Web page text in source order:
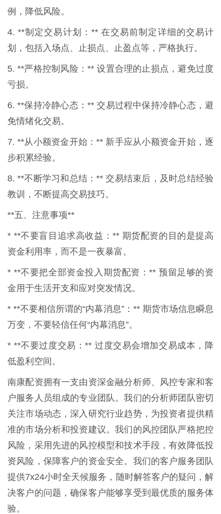
例，降低风险。
4. **制定交易计划：** 在交易前制定详细的交易计
划，包括入场点、止损点、止盈点等，严格执行。
5. **严格控制风险：** 设置合理的止损点，避免过度
亏损。
6. **保持冷静心态：** 交易过程中保持冷静心态，避
免情绪化交易。
7. **从小额资金开始：** 新手应从小额资金开始，逐
步积累经验。
8. **不断学习和总结：** 交易结束后，及时总结经验
教训，不断提高交易技巧。
**五、注意事项**
* **不要盲目追求高收益：** 期货配资的目的是提高
资金利用率，而不是一夜暴富。
* **不要把全部资金投入期货配资：** 预留足够的资
金用于生活开支和应对突发情况。
* **不要相信所谓的“内幕消息”：** 期货市场信息瞬息
万变，不要轻信任何“内幕消息”。
* **不要过度交易：** 过度交易会增加交易成本，降
低盈利空间。
南康配资拥有一支由资深金融分析师、风控专家和客
户服务人员组成的专业团队。我们的分析师团队密切
关注市场动态，深入研究行业趋势，为投资者提供精
准的市场分析和投资建议。我们的风控团队严格把控
风险，采用先进的风控模型和技术手段，有效降低投
资风险，保障客户的资金安全。我们的客户服务团队
提供7x24小时全天候服务，随时解答客户的疑问，解
决客户的问题，确保客户能够享受到最优质的服务体
验。